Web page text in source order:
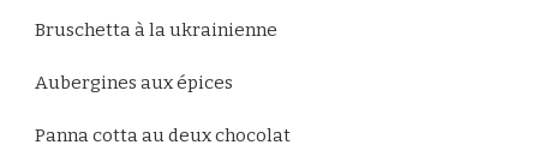
Bruschetta à la ukrainienne
Aubergines aux épices
Panna cotta au deux chocolat